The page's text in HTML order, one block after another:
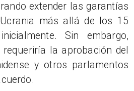
extender las garantías
más allá de los 15
Sin embargo,
la aprobación del
y otros parlamentos